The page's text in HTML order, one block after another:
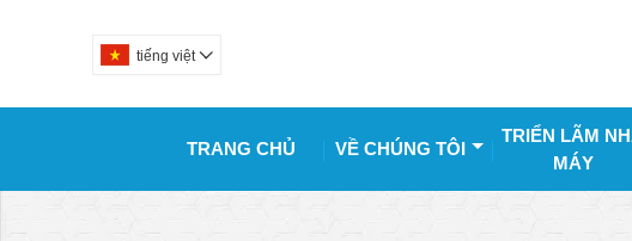
tiếng việt 
TRANG CHỦ VỀ CHÚNG TÔI
TRIỂN LÃM
MÁY